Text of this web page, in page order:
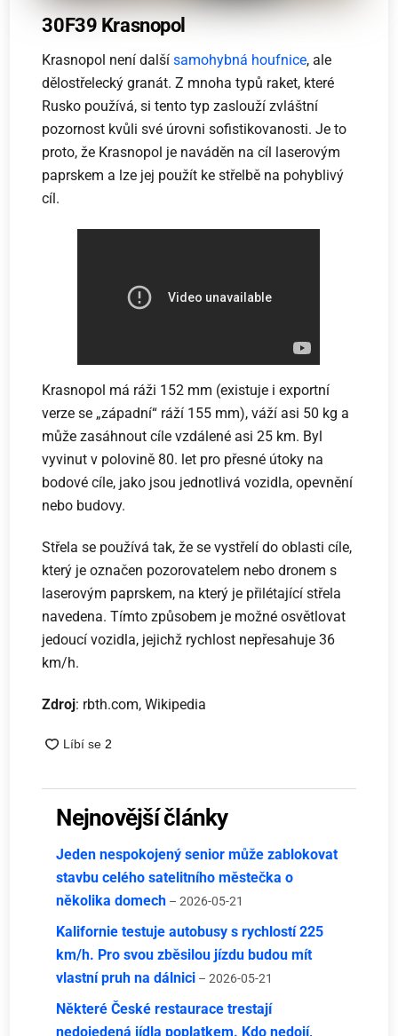
30F39 Krasnopol
Krasnopol není dalšísamohybná houfnice, ale
dělostřelecký granát. Z mnoha typů raket, které
Rusko používá, si tento typ zaslouží zvláštní
pozornost kvůli své úrovni sofistikovanosti. Je to
proto, že Krasnopol je naváděn na cíl laserovým
paprskem a lze jej použít ke střelbě na pohyblivý
cíl.
Krasnopol má ráži 152 mm (existuje i exportní
verze se „západní“ ráží 155 mm), váží asi 50 kg a
může zasáhnout cíle vzdálené asi 25 km. Byl
vyvinut v polovině 80. let pro přesné útoky na
bodové cíle, jako jsou jednotlivá vozidla, opevnění
nebo budovy.
Střela se používá tak, že se vystřelí do oblasti cíle,
který je označen pozorovatelem nebo dronem s
laserovým paprskem, na který je přilétající střela
navedena. Tímto způsobem je možné osvětlovat
jedoucí vozidla, jejichž rychlost nepřesahuje 36
km/h.
Zdroj: rbth.com, Wikipedia
Nejnovější články
Jeden nespokojený senior může zablokovat
stavbu celého satelitního městečka o
několika domech – 2026-05-21
Kalifornie testuje autobusy s rychlostí 225
km/h. Pro svou zběsilou jízdu budou mít
vlastní pruh na dálnici – 2026-05-21
Některé České restaurace trestají
nedojedená jídla poplatkem. Kdo nedojí,